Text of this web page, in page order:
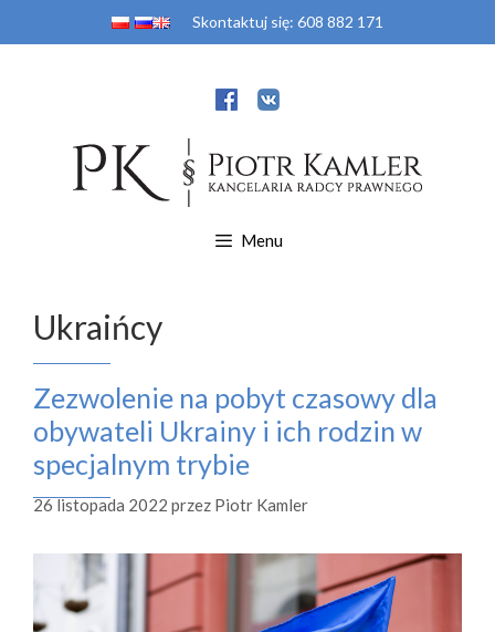
Skontaktuj się: 608 882 171
Menu
Ukraińcy
Zezwolenie na pobyt czasowy dla
obywateli Ukrainy i ich rodzin w
specjalnym trybie
26 listopada 2022 przez Piotr Kamler